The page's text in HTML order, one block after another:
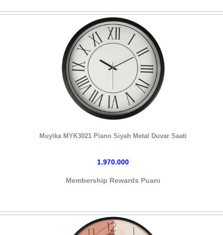
Muyika MYK3021 Piano Siyah Metal Duvar Saati
1.970.000
Membership Rewards Puanı